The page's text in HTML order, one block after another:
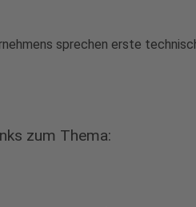
sprechen erste
zum Thema: